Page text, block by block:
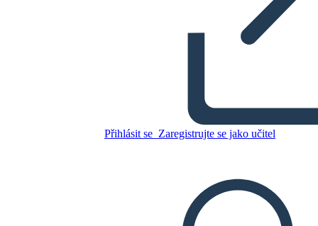
Přihlásit se Zaregistrujte se jako učitel
Zkopírujte tento scénář
PŘEHRÁT PREZENTACI
PŘEČTI MI